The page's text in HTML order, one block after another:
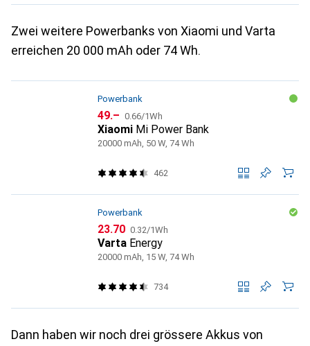
Zwei weitere Powerbanks von Xiaomi und Varta
erreichen 20 000 mAh oder 74 Wh.
Powerbank
CHF
49.– CHF
0.66/1Wh
Xiaomi Mi Power Bank
20000 mAh, 50 W, 74 Wh
462
Powerbank
CHF
23.70 CHF
0.32/1Wh
Varta Energy
20000 mAh, 15 W, 74 Wh
734
Dann haben wir noch drei grössere Akkus von